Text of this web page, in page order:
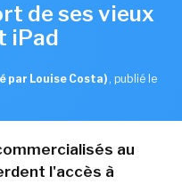
de ses vieux
iPad
par Louise Costa) , publié le
au
l'accès à